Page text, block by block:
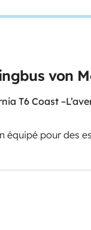
von
T6 Coast
équipé pour des
familles, il